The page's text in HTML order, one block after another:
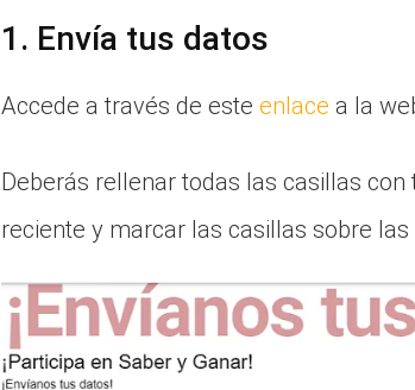
1. Envía tus datos
Accede a través de este enlace a la
Deberás rellenar todas las casillas
reciente y marcar las casillas sobre las